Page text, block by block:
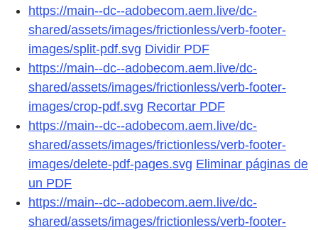
https://main--dc--adobecom.aem.live/dc-
shared/assets/images/frictionless/verb-footer-
images/split-pdf.svg Dividir PDF
https://main--dc--adobecom.aem.live/dc-
shared/assets/images/frictionless/verb-footer-
images/crop-pdf.svg Recortar PDF
https://main--dc--adobecom.aem.live/dc-
shared/assets/images/frictionless/verb-footer-
images/delete-pdf-pages.svg Eliminar páginas de
un PDF
https://main--dc--adobecom.aem.live/dc-
shared/assets/images/frictionless/verb-footer-